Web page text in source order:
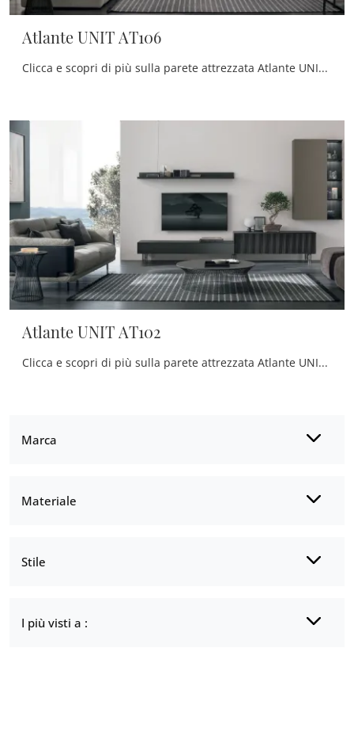
Marca
Materiale
Stile
I più visti a :
Atlante UNIT AT106
Clicca e scopri di più sulla parete attrezzata Atlante UNIT AT106 del marchio Tomasella: è la soluzione dalle linee moderne perfetta per te.
Atlante UNIT AT102
Clicca e scopri di più sulla parete attrezzata Atlante UNIT AT102 della firma Tomasella: è la soluzione dalle linee moderne ideale per te.